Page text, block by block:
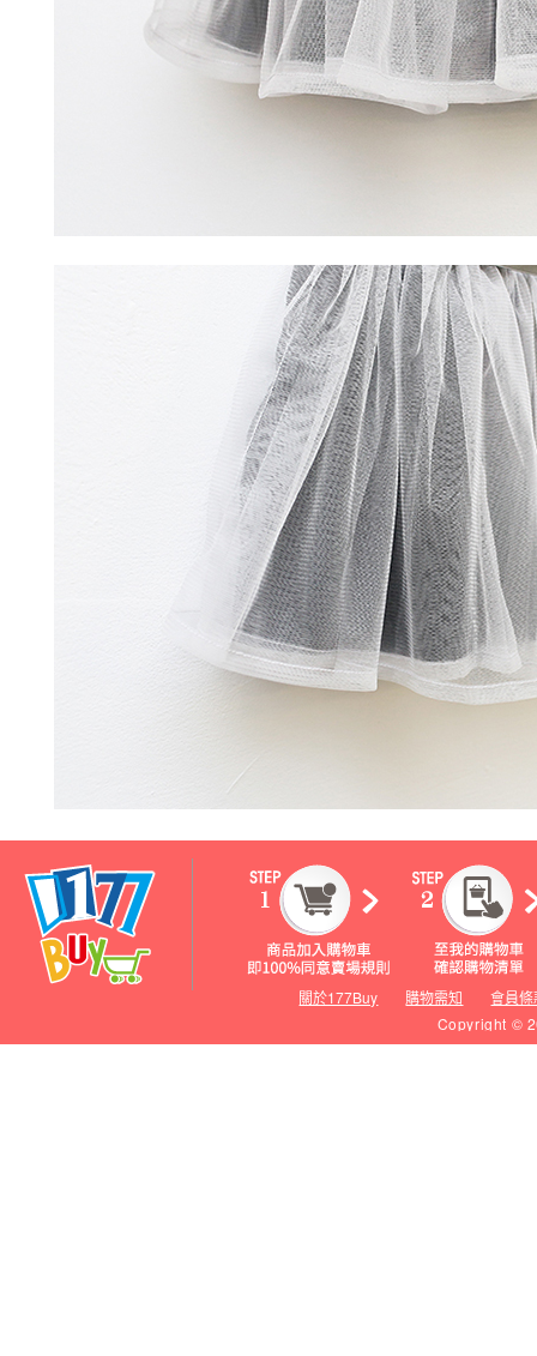
關於177Buy 購物需知
會員
Copyright ©